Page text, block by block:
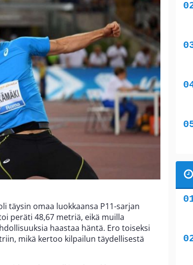
täysin omaa luokkaansa P11-sarjan
peräti 48,67 metriä, eikä muilla
haastaa häntä. Ero toiseksi
mikä kertoo kilpailun täydellisestä